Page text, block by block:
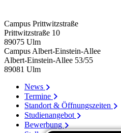
Campus Prittwitzstraße
Prittwitzstraße 10
89075 Ulm
Campus Albert-Einstein-Allee
Albert-Einstein-Allee 53/​55
89081 Ulm
News
Termine
Standort & Öffnungszeiten
Studienangebot
Bewerbung